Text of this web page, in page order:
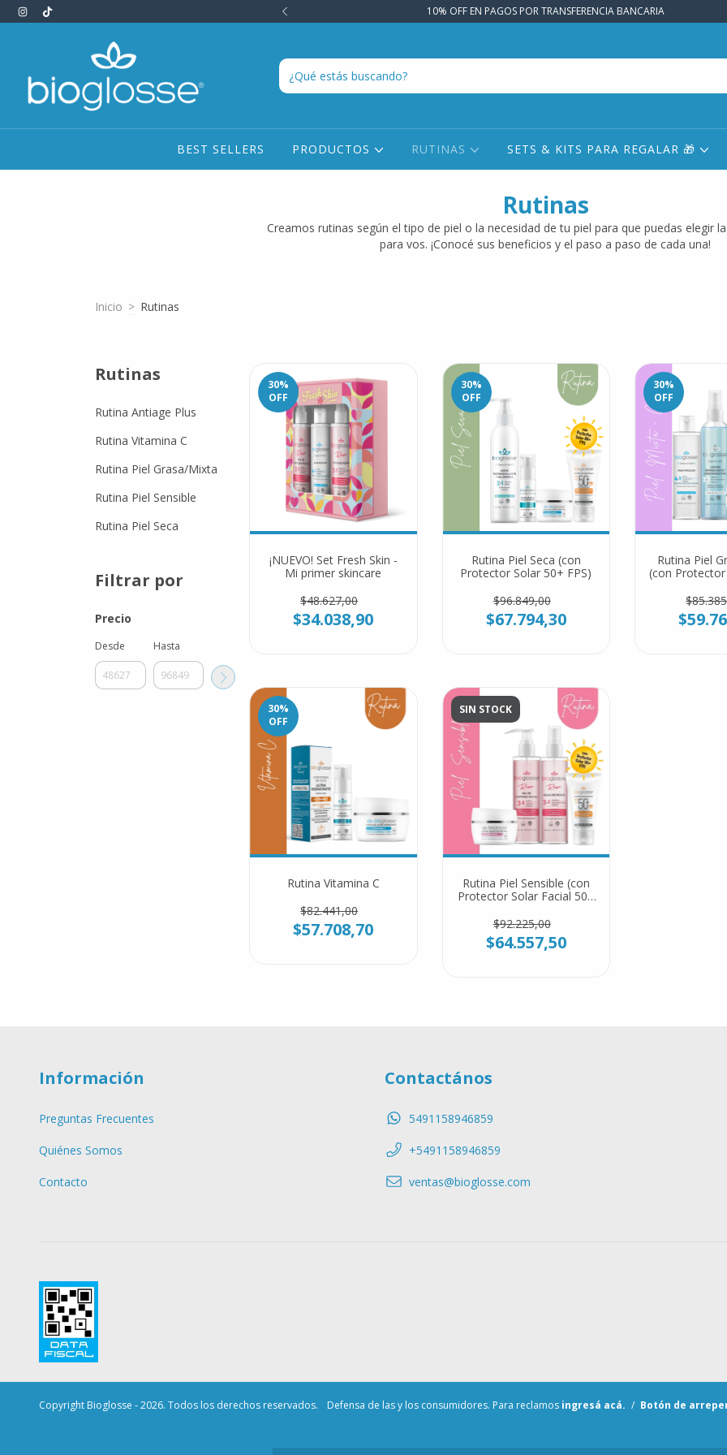
HACIENDO CLICK ACÁ Y TE ASESORAMOS! 10% OFF EN PAGOS POR TRANSFERENCIA BANCARIA
BEST SELLERS PRODUCTOS RUTINAS SETS & KITS PARA REGALAR 🎁
Rutinas
Creamos rutinas según el tipo de piel o la necesidad de tu piel para que puedas elegir
para vos. ¡Conocé sus beneficios y el paso a paso de cada una!
Inicio > Rutinas
Rutinas
Rutina Antiage Plus
Rutina Vitamina C
Rutina Piel Grasa/Mixta
Rutina Piel Sensible
Rutina Piel Seca
Filtrar por
Precio
Desde Hasta
30%
OFF
¡NUEVO! Set Fresh Skin -
Mi primer skincare
$48.627,00
$34.038,90
30%
OFF
Rutina Piel Seca (con
Protector Solar 50+ FPS)
$96.849,00
$67.794,30
30%
OFF
Rutina Piel
(con Protector
30%
OFF
Rutina Vitamina C
$82.441,00
$57.708,70
SIN STOCK
Rutina Piel Sensible (con
Protector Solar Facial 50+
$92.225,00
$64.557,50
Información
Preguntas Frecuentes
Quiénes Somos
Contacto
Contactános
5491158946859
+5491158946859
ventas@bioglosse.com
Copyright Bioglosse - 2026. Todos los derechos reservados. Defensa de las y los consumidores. Para reclamos ingresá acá. / Botón de